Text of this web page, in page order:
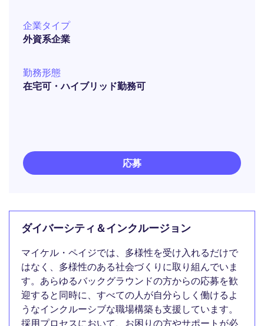
企業タイプ
外資系企業
勤務形態
在宅可・ハイブリッド勤務可
応募
ダイバーシティ＆インクルージョン
マイケル・ペイジでは、多様性を受け入れるだけで
はなく、多様性のある社会づくりに取り組んでいま
す。あらゆるバックグラウンドの方からの応募を歓
迎すると同時に、すべての人が自分らしく働けるよ
うなインクルーシブな職場構築も支援しています。
採用プロセスにおいて、お困りの方やサポートが必